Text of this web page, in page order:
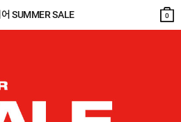
장바
구니
0
SUMMER SALE
장바
구니
0